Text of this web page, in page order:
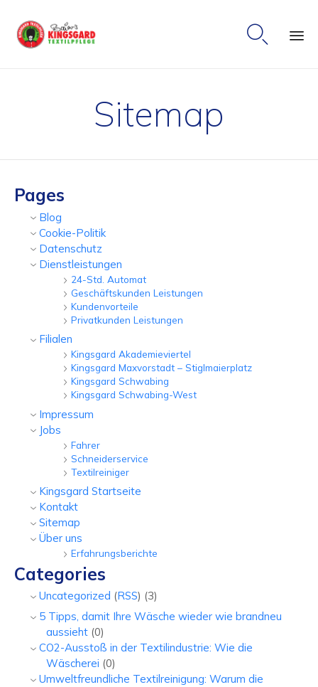

Sitemap
Pages
Blog
Cookie-Politik
Datenschutz
Dienstleistungen
24-Std. Automat
Geschäftskunden Leistungen
Kundenvorteile
Privatkunden Leistungen
Filialen
Kingsgard Akademieviertel
Kingsgard Maxvorstadt – Stiglmaierplatz
Kingsgard Schwabing
Kingsgard Schwabing-West
Impressum
Jobs
Fahrer
Schneiderservice
Textilreiniger
Kingsgard Startseite
Kontakt
Sitemap
Über uns
Erfahrungsberichte
Categories
Uncategorized (RSS) (3)
5 Tipps, damit Ihre Wäsche wieder wie brandneu
aussieht (0)
CO2-Ausstoß in der Textilindustrie: Wie die
Wäscherei (0)
Umweltfreundliche Textilreinigung: Warum die